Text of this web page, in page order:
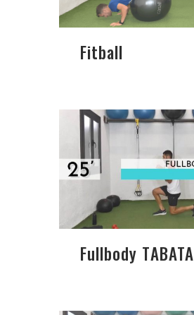
Fitball
Fullbody TABATA